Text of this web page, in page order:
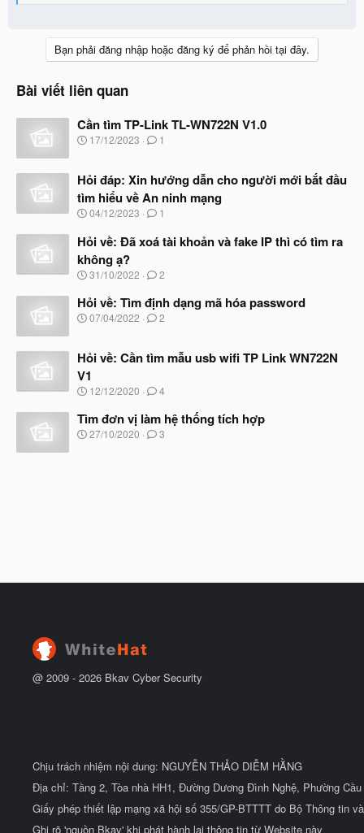
Bạn phải đăng nhập hoặc đăng ký để phản hồi tại đây.
Bài viết liên quan
Cần tìm TP-Link TL-WN722N V1.0
N
y
ắ
t
ầ
u
17/12/2023 1
Hỏi đáp: Xin hướng dẫn cho người mới bắt đầu
tìm hiểu về An ninh mạng
N
à
y
b
ắ
đ
ầ
04/12/2023 1
Hỏi về: Đã xoá tài khoản và fake IP thì có tìm ra
không ạ?
N
à
y
b
t
đ
ầ
u
31/10/2022 2
Hỏi về: Tìm định dạng mã hóa password
N
y
b
ắ
t
ầ
u
07/04/2022 2
Hỏi về: Cần tìm mẫu usb wifi TP Link WN722N
V1
N
à
y
b
12/12/2020 4
Tìm đơn vị làm hệ thống tích hợp
N
27/10/2020 3
@ 2009 - 2026 Bkav Cyber Security
Chịu trách nhiệm nội dung: NGUYỄN THẢO DIỄM HẰNG
Địa chỉ: Tầng 2, Tòa nhà HH1, Đường Dương Đình Nghệ, Phường
Giấy phép thiết lập mạng xã hội số 355/GP-BTTTT do Bộ Thông tin
Ghi rõ 'nguồn Bkav' khi phát hành lại thông tin từ Website này